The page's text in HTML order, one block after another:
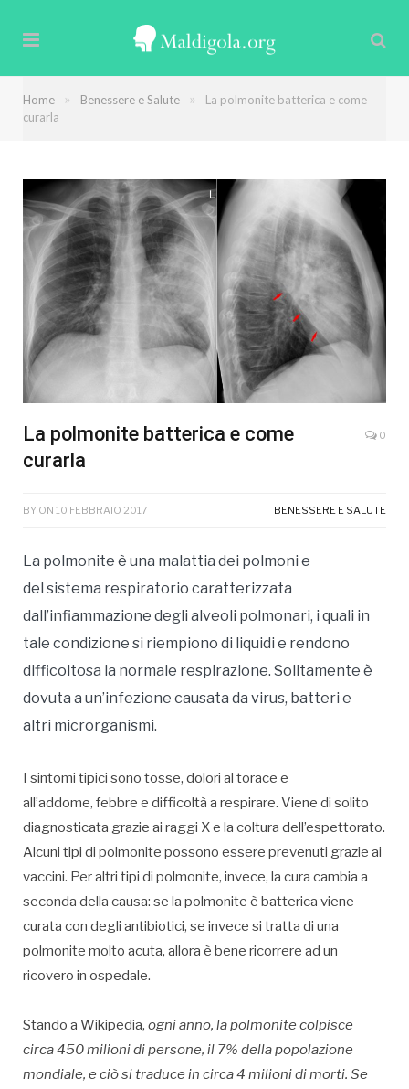
Home » Benessere e Salute »
La polmonite batterica e come
curarla
La polmonite batterica e come
curarla
0
BY ON 10 FEBBRAIO 2017 BENESSERE E SALUTE
La polmonite è una malattia dei polmoni e
del sistema respiratorio caratterizzata
dall’infiammazione degli alveoli polmonari, i quali in
tale condizione si riempiono di liquidi e rendono
difficoltosa la normale respirazione. Solitamente è
dovuta a un’infezione causata da virus, batteri e
altri microrganismi.
I sintomi tipici sono tosse, dolori al torace e
all’addome, febbre e difficoltà a respirare. Viene di solito
diagnosticata grazie ai raggi X e la coltura dell’espettorato.
Alcuni tipi di polmonite possono essere prevenuti grazie ai
vaccini. Per altri tipi di polmonite, invece, la cura cambia a
seconda della causa: se la polmonite è batterica viene
curata con degli antibiotici, se invece si tratta di una
polmonite molto acuta, allora è bene ricorrere ad un
ricovero in ospedale.
Stando a Wikipedia, ogni anno, la polmonite colpisce
circa 450 milioni di persone, il 7% della popolazione
mondiale, e ciò si traduce in circa 4 milioni di morti. Se